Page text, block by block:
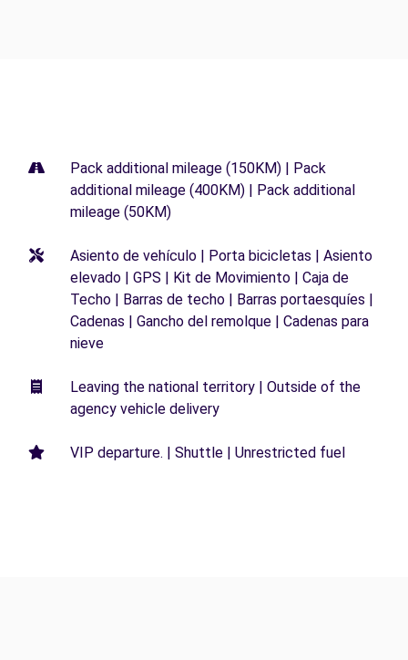
Pack additional mileage (150KM) | Pack
additional mileage (400KM) | Pack additional
mileage (50KM)
Asiento de vehículo | Porta bicicletas | Asiento
elevado | GPS | Kit de Movimiento | Caja de
Techo | Barras de techo | Barras portaesquíes |
Cadenas | Gancho del remolque | Cadenas para
nieve
Leaving the national territory | Outside of the
agency vehicle delivery
VIP departure. | Shuttle | Unrestricted fuel